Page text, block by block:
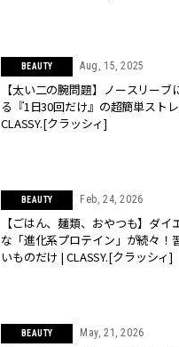
BEAUTY Aug, 15, 2025
【太い二の腕問題】ノースリーブ
る『1日30回だけ』の超簡単スト
CLASSY.[クラッシィ]
BEAUTY Feb, 24, 2026
【ごはん、麺類、おやつも】ダイ
な「進化系プロテイン」が続々！
いものだけ | CLASSY.[クラッシィ]
BEAUTY May, 21, 2026